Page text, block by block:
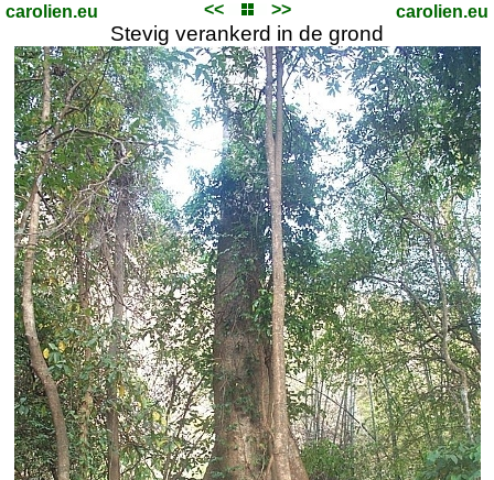
carolien.eu << >> carolien.eu
Stevig verankerd in de grond